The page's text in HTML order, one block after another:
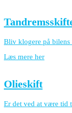
Bliv klogere på bilens
Læs mere her
Olieskift
Er det ved at være tid